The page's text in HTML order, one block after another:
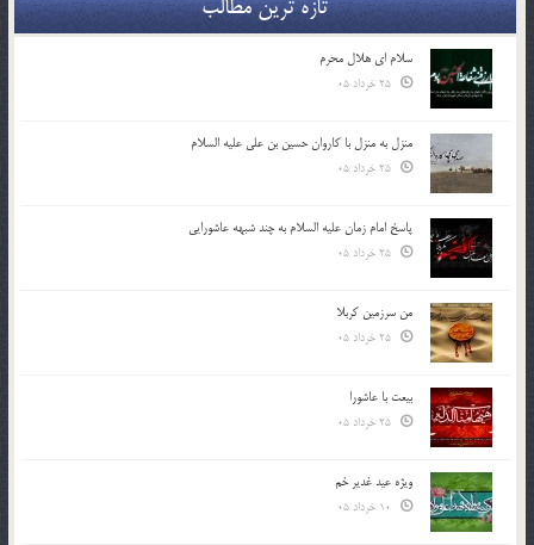
سلام ای هلال محرم
منزل به منزل با کاروان حسین بن علی علیه السلام
پاسخ امام زمان علیه السلام به چند شبهه عاشورایی
من سرزمین کربلا
بیعت با عاشورا
ویژه عید غدیر خم